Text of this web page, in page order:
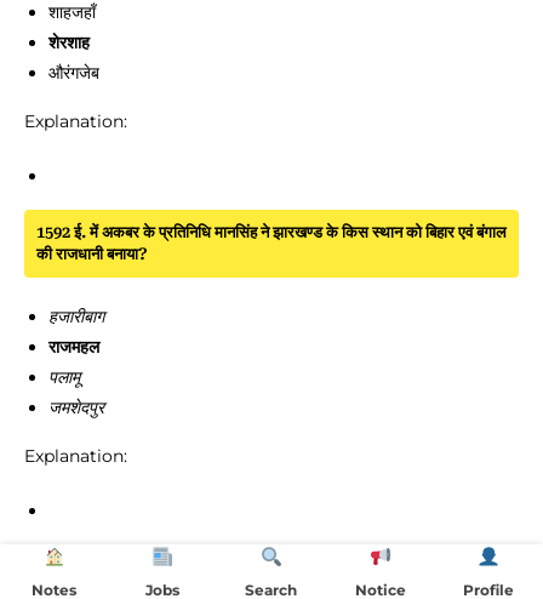
शाहजहाँ
शेरशाह
औरंगजेब
Explanation:
1592 ई. में अकबर के प्रतिनिधि मानसिंह ने झारखण्ड के किस स्थान को बिहार एवं बंगाल
की राजधानी बनाया?
हजारीबाग
राजमहल
पलामू
जमशेदपुर
Explanation:
किस मुगल शासक ने झारखण्ड को सर्वप्रथम अपना करदाता प्रदेश बनाया?
Notes
Jobs Search Notice Profile